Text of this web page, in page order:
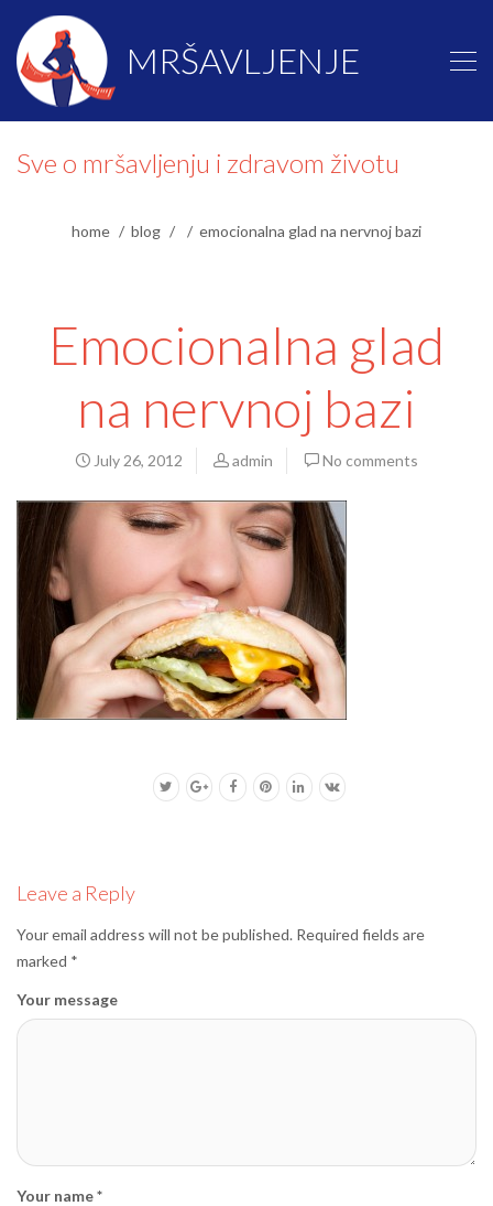
MRŠAVLJENJE
Sve o mršavljenju i zdravom životu
home blog emocionalna glad na nervnoj bazi
Emocionalna glad
na nervnoj bazi
July 26, 2012 admin No comments
Leave a Reply
Your email address will not be published. Required fields are
marked *
Your message
Your name *